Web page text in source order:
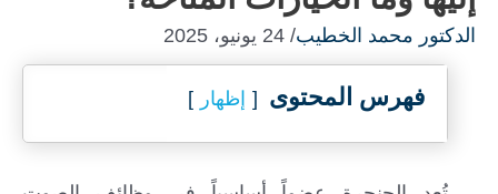
الدكتور محمد الخطيب/ 24 يونيو، 2025
فهرس المحتوى إظهار